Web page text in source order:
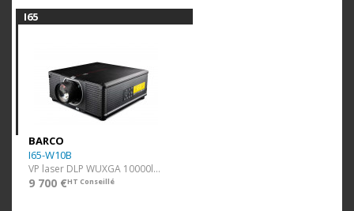
I65
BARCO
I65-W10B
VP laser DLP WUXGA 10000lm Noir ss optique
9 700 €HT Conseillé